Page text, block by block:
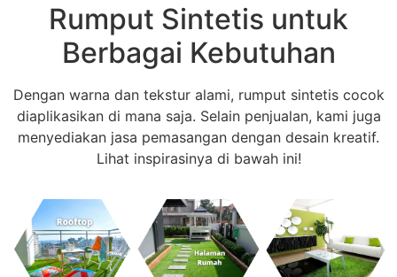
Rumput Sintetis untuk
Berbagai Kebutuhan
Dengan warna dan tekstur alami, rumput sintetis cocok
diaplikasikan di mana saja. Selain penjualan, kami juga
menyediakan jasa pemasangan dengan desain kreatif.
Lihat inspirasinya di bawah ini!